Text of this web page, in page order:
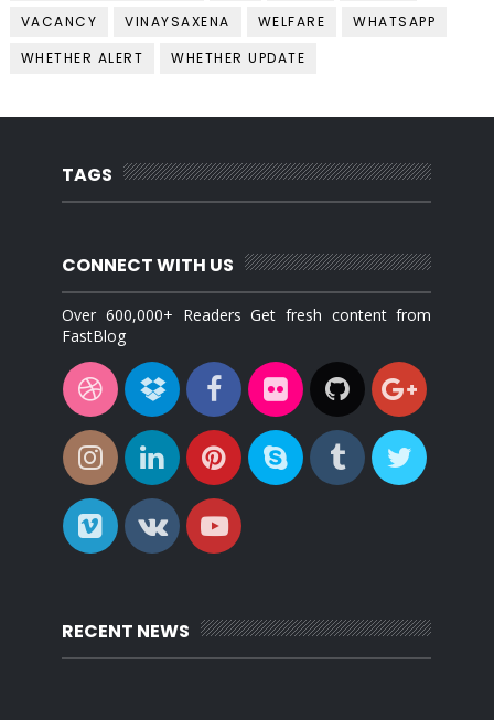
VACANCY
VINAYSAXENA WELFARE
WHATSAPP
WHETHER ALERT
WHETHER UPDATE
TAGS
CONNECT WITH US
Over 600,000+ Readers Get fresh content from
FastBlog
RECENT NEWS